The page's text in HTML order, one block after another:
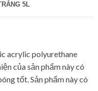
5L
acrylic polyurethane
của sản phẩm này có
tốt. Sản phẩm này có